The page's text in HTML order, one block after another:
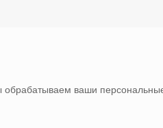
ваши